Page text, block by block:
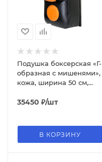
Подушка боксерская «Г-
образная с мишенями»,
кожа, ширина 50 см,
46 см, чернный/
35450 ₽/шт
В КОРЗИНУ